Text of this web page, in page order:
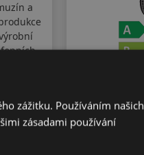
a
zážitku. Používáním našich
zásadami používání